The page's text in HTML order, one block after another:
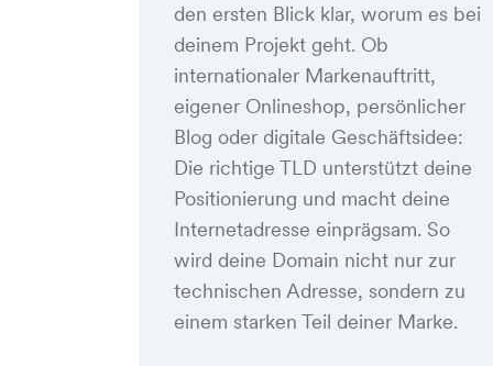
den ersten Blick klar, worum es bei
deinem Projekt geht. Ob
internationaler Markenauftritt,
eigener Onlineshop, persönlicher
Blog oder digitale Geschäftsidee:
Die richtige TLD unterstützt deine
Positionierung und macht deine
Internetadresse einprägsam. So
wird deine Domain nicht nur zur
technischen Adresse, sondern zu
einem starken Teil deiner Marke.